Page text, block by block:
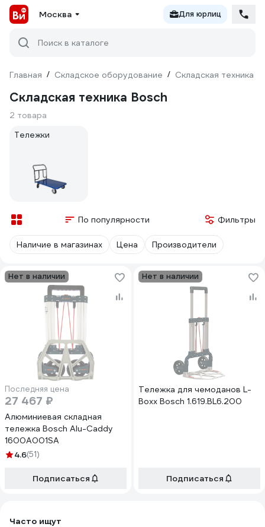
Москва Для юрлиц
Поиск в каталоге
Главная / Складское оборудование / Складская техника
Складская техника Bosch
2 товара
Тележки
По популярности Фильтры
Наличие в магазинах Цена Производители
Нет в наличии
Последняя цена
27 467 ₽
Алюминиевая складная
тележка Bosch Alu-Caddy
1600A001SA
4.6(51)
Подписаться
Нет в наличии
Тележка для чемоданов L-
Boxx Bosch 1.619.BL6.200
Подписаться
Часто ищут